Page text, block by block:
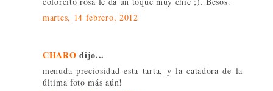
martes, 14 febrero, 2012
CHARO dijo...
menuda preciosidad esta tarta, y la catadora de la
última foto más aún!